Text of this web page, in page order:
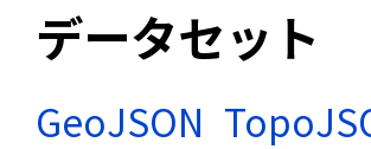
データセット
GeoJSON